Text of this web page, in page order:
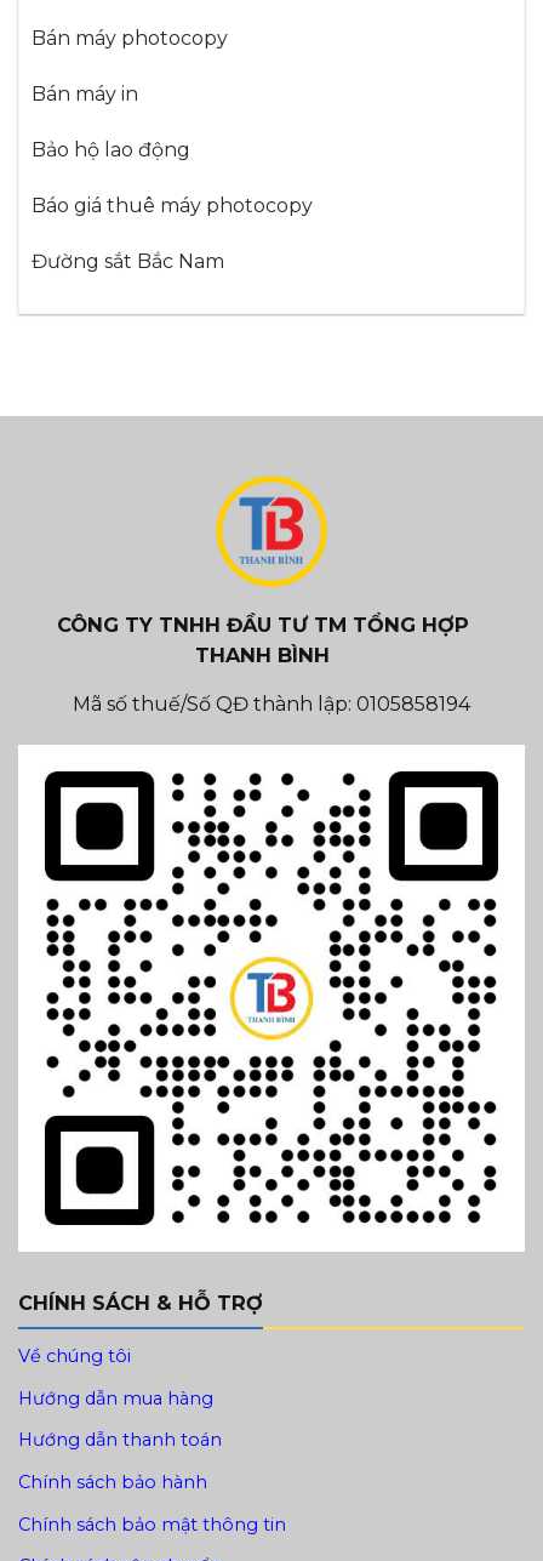
Bán máy photocopy
Bán máy in
Bảo hộ lao động
Báo giá thuê máy photocopy
Đường sắt Bắc Nam
CÔNG TY TNHH ĐẦU TƯ TM TỔNG HỢP
THANH BÌNH
Mã số thuế/Số QĐ thành lập: 0105858194
CHÍNH SÁCH & HỖ TRỢ
Về chúng tôi
Hướng dẫn mua hàng
Hướng dẫn thanh toán
Chính sách bảo hành
Chính sách bảo mật thông tin